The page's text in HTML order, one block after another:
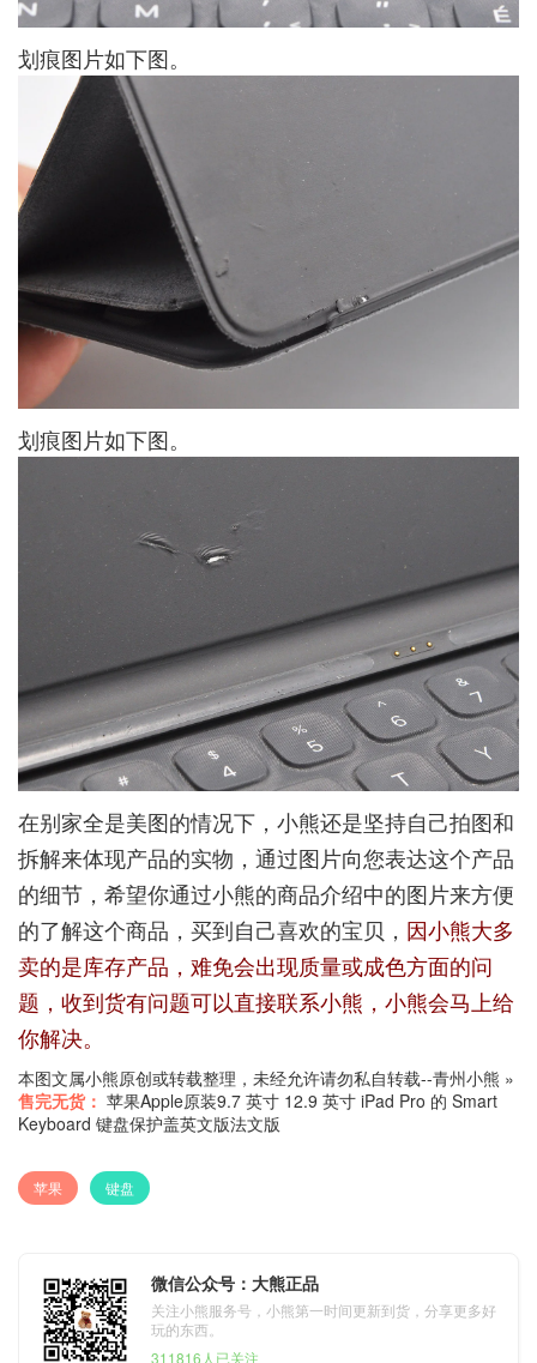
划痕图片如下图。
划痕图片如下图。
在别家全是美图的情况下，小熊还是坚持自己拍图和
拆解来体现产品的实物，通过图片向您表达这个产品
的细节，希望你通过小熊的商品介绍中的图片来方便
的了解这个商品，买到自己喜欢的宝贝， 因小熊大多
卖的是库存产品，难免会出现质量或成色方面的问
题，收到货有问题可以直接联系小熊，小熊会马上给
你解决。
本图文属小熊原创或转载整理，未经允许请勿私自转载--青州小熊 »
售完无货： 苹果Apple原装9.7 英寸 12.9 英寸 iPad Pro 的 Smart
Keyboard 键盘保护盖英文版法文版
苹果 键盘
微信公众号：大熊正品
关注小熊服务号，小熊第一时间更新到货，分享更多好
玩的东西。
311816人已关注